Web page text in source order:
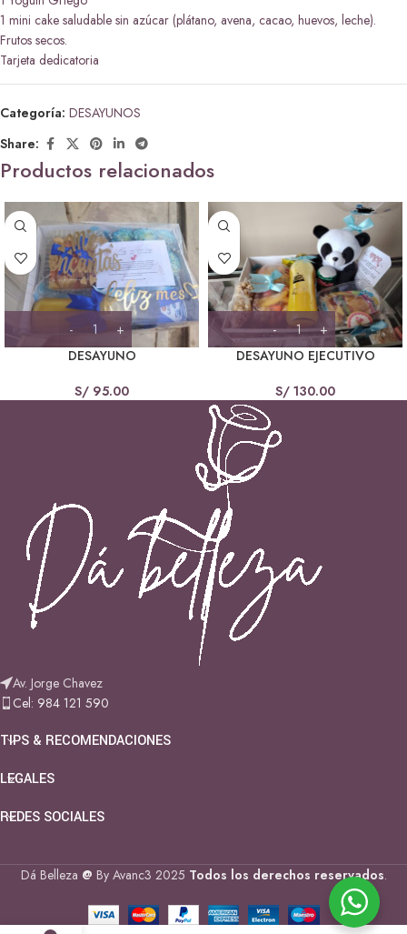
1 mini cake saludable sin azúcar (plátano, avena, cacao, huevos, leche).
Frutos secos.
Tarjeta dedicatoria
Categoría: DESAYUNOS
Share:
Productos relacionados
DESAYUNO
S/ 95.00
DESAYUNO EJECUTIVO
S/ 130.00
Av. Jorge Chavez
Cel: 984 121 590
TIPS & RECOMENDACIONES
LEGALES
REDES SOCIALES
Dá Belleza @ By Avanc3 2025 Todos los derechos reservados.